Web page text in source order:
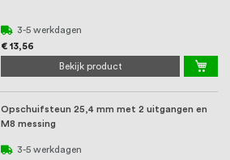
3-5 werkdagen
€ 13,56
Bekijk product
Opschuifsteun 25,4 mm met 2 uitgangen en
M8 messing
3-5 werkdagen